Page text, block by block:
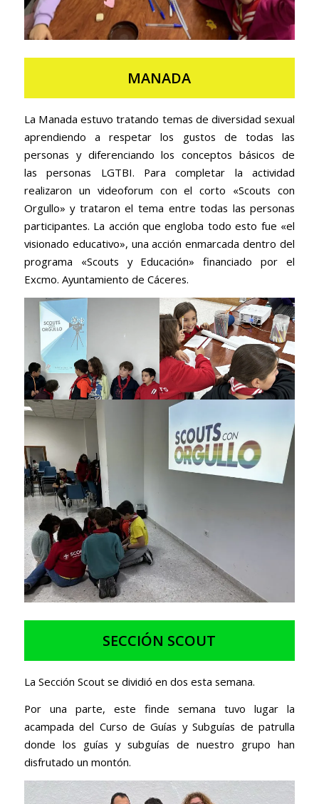
MANADA
La Manada estuvo tratando temas de diversidad sexual
aprendiendo a respetar los gustos de todas las
personas y diferenciando los conceptos básicos de
las personas LGTBI. Para completar la actividad
realizaron un videoforum con el corto «Scouts con
Orgullo» y trataron el tema entre todas las personas
participantes. La acción que engloba todo esto fue «el
visionado educativo», una acción enmarcada dentro del
programa «Scouts y Educación» financiado por el
Excmo. Ayuntamiento de Cáceres.
SECCIÓN SCOUT
La Sección Scout se dividió en dos esta semana.
Por una parte, este finde semana tuvo lugar la
acampada del Curso de Guías y Subguías de patrulla
donde los guías y subguías de nuestro grupo han
disfrutado un montón.